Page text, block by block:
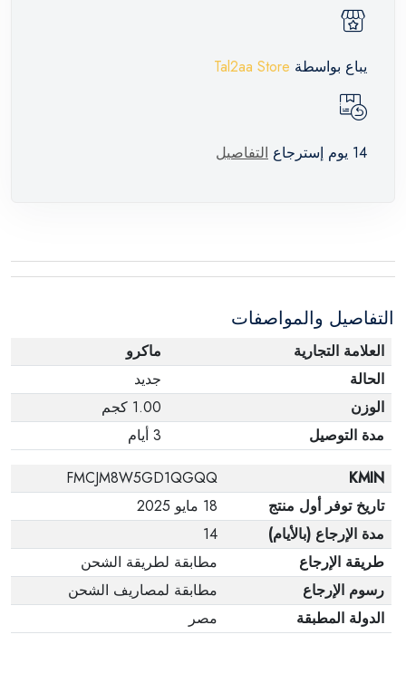
يباع بواسطة Tal2aa Store
14 يوم إسترجاع التفاصيل
التفاصيل والمواصفات
العلامة التجارية
ماكرو
الحالة
جديد
الوزن
1.00 كجم
مدة التوصيل
3 أيام
KMIN
FMCJM8W5GD1QGQQ
تاريخ توفر أول منتج
18 مايو 2025
مدة الإرجاع (بالأيام)
14
طريقة الإرجاع
مطابقة لطريقة الشحن
رسوم الإرجاع
مطابقة لمصاريف الشحن
الدولة المطبقة
مصر